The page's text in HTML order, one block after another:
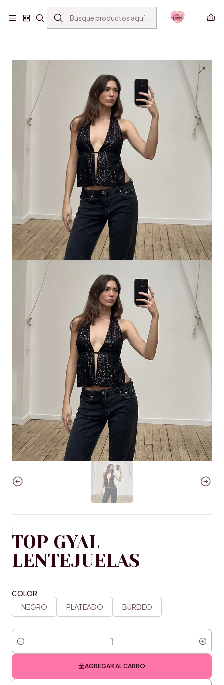
ENVÍO GRATIS SANTIAGO(*) POR COMPRAS SOBRE$39.990
VESTUARIO MINI TOPS TOP GYAL LENTEJUELAS
TOP GYAL
LENTEJUELAS
COLOR
NEGRO PLATEADO BURDEO
Cantidad
AGREGAR AL CARRO